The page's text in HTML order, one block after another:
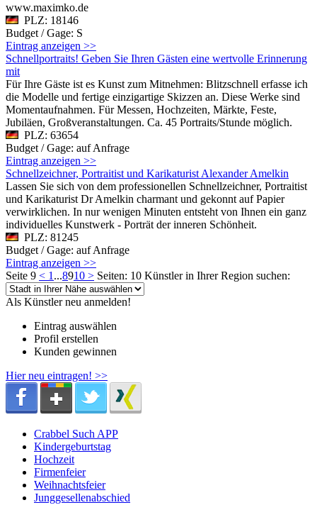
www.maximko.de
PLZ: 18146
Budget / Gage: S
Eintrag anzeigen >>
Schnellportraits! Geben Sie Ihren Gästen eine wertvolle Erinnerung
mit
Für Ihre Gäste ist es Kunst zum Mitnehmen: Blitzschnell erfasse ich
die Modelle und fertige einzigartige Skizzen an. Diese Werke sind
Momentaufnahmen. Für Messen, Hochzeiten, Märkte, Feste,
Jubiläen, Großveranstaltungen. Ca. 45 Portraits/Stunde möglich.
PLZ: 63654
Budget / Gage: auf Anfrage
Eintrag anzeigen >>
Schnellzeichner, Portraitist und Karikaturist Alexander Amelkin
Lassen Sie sich von dem professionellen Schnellzeichner, Portraitist
und Karikaturist Dr Amelkin charmant und gekonnt auf Papier
verwirklichen. In nur wenigen Minuten entsteht von Ihnen ein ganz
individuelles Kunstwerk - Porträt der inneren Schönheit.
PLZ: 81245
Budget / Gage: auf Anfrage
Eintrag anzeigen >>
Seite 9 < 1 ...8910 > Seiten: 10 Künstler in Ihrer Region suchen:
Als Künstler neu anmelden!
Eintrag auswählen
Profil erstellen
Kunden gewinnen
Hier neu eintragen! >>
Crabbel Such APP
Kindergeburtstag
Hochzeit
Firmenfeier
Weihnachtsfeier
Junggesellenabschied